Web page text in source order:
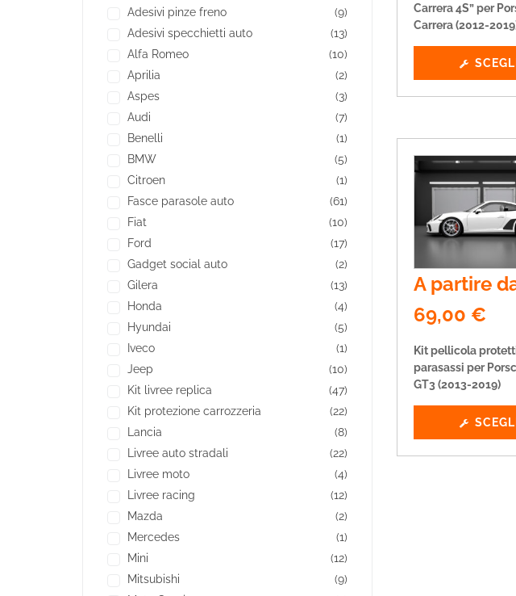
Carrera 4S” per
Carrera (2012-
SCEGLI
A partire
69,00 €
Kit pellicola
parasassi per
GT3 (2013-2019)
SCEGLI
Adesivi pinze freno
(9)
Adesivi specchietti auto
(13)
Alfa Romeo
(10)
Aprilia
(2)
Aspes
(3)
Audi
(7)
Benelli
(1)
BMW
(5)
Citroen
(1)
Fasce parasole auto
(61)
Fiat
(10)
Ford
(17)
Gadget social auto
(2)
Gilera
(13)
Honda
(4)
Hyundai
(5)
Iveco
(1)
Jeep
(10)
Kit livree replica
(47)
Kit protezione carrozzeria
(22)
Lancia
(8)
Livree auto stradali
(22)
Livree moto
(4)
Livree racing
(12)
Mazda
(2)
Mercedes
(1)
Mini
(12)
Mitsubishi
(9)